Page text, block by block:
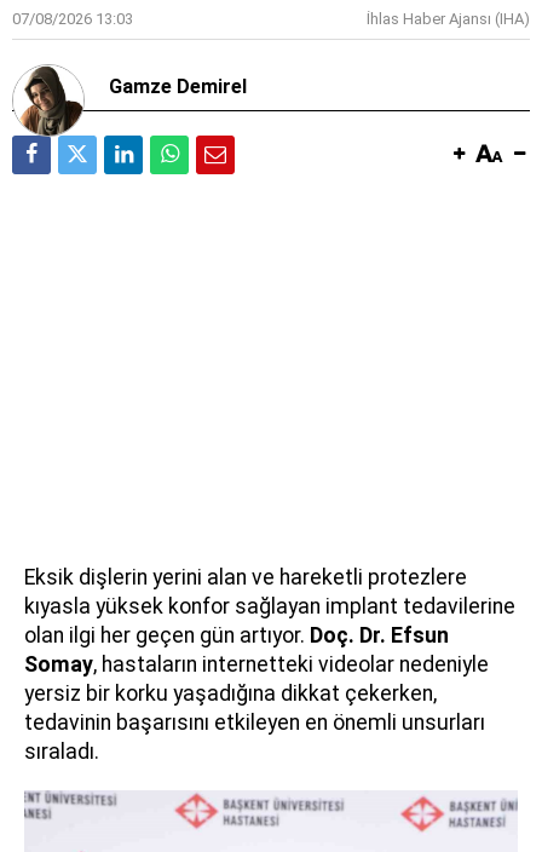
07/08/2026 13:03 İhlas Haber Ajansı (IHA)
Gamze Demirel
Eksik dişlerin yerini alan ve hareketli protezlere
kıyasla yüksek konfor sağlayan implant tedavilerine
olan ilgi her geçen gün artıyor. Doç. Dr. Efsun
Somay, hastaların internetteki videolar nedeniyle
yersiz bir korku yaşadığına dikkat çekerken,
tedavinin başarısını etkileyen en önemli unsurları
sıraladı.